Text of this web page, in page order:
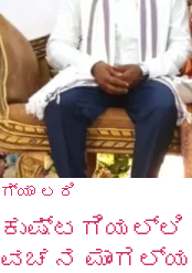
ಗ್ಯಾ ಲರಿ
ಕುಷ್ಟಗಿಯಲ್ಲಿ
ವಚನ ಮಾಂಗಲ್ಯ